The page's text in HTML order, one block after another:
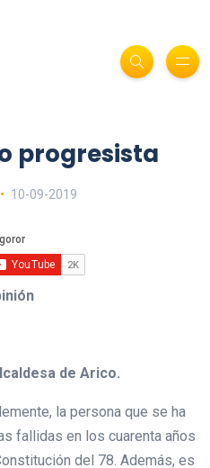
progresista
10-09-2019
de Arico.
la persona que se ha
fallidas en los cuarenta años
del 78. Además, es